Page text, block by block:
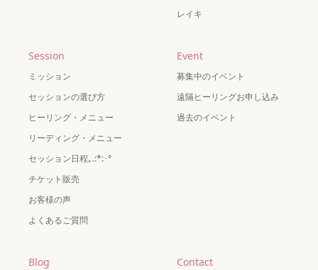
レイキ
Session
ミッション
セッションの選び方
ヒーリング・メニュー
リーディング・メニュー
セッション日程｡.:*:･°
チケット販売
お客様の声
よくあるご質問
Event
募集中のイベント
遠隔ヒーリングお申し込み
過去のイベント
Blog Contact